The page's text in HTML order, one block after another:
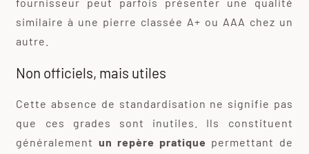
similaire à une pierre classée A+ ou AAA chez un
autre.
Non officiels, mais utiles
Cette absence de standardisation ne signifie pas
que ces grades sont inutiles. Ils constituent
généralement un repère pratique permettant de